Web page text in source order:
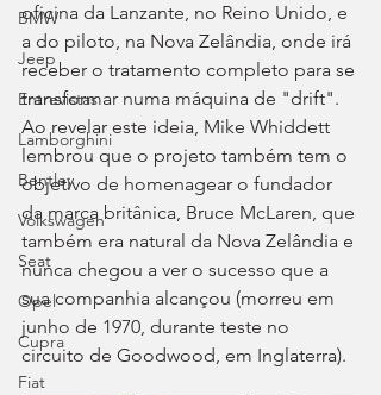
BMW
Jeep
Entrevistas
Lamborghini
Bentley
Volkswagen
Seat
Opel
Cupra
Fiat
oficina da Lanzante, no Reino Unido, e
a do piloto, na Nova Zelândia, onde irá
receber o tratamento completo para se
transformar numa máquina de "drift".
Ao revelar este ideia, Mike Whiddett
lembrou que o projeto também tem o
objetivo de homenagear o fundador
da marca britânica, Bruce McLaren, que
também era natural da Nova Zelândia e
nunca chegou a ver o sucesso que a
sua companhia alcançou (morreu em
junho de 1970, durante teste no
circuito de Goodwood, em Inglaterra).